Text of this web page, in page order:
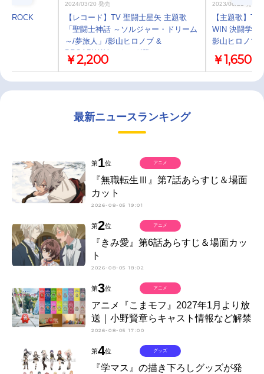
/ROCK
2024/03/20 発売
【レコード】TV 聖闘士星矢 主題歌
「聖闘士神話 ～ソルジャー・ドリーム
～/夢旅人」/影山ヒロノブ &
BROADWAY アナログ盤
￥2,200
2023/06/21 発売
【主題歌】
WIN 決闘学園
影山ヒロノブ
￥1,650
最新ニュースランキング
第1位
『無職転生Ⅲ』第7話あらすじ＆場面
カット
2026-08-05 19:01
アニメ
第2位
『きみ愛』第6話あらすじ＆場面カッ
ト
2026-08-05 18:02
アニメ
第3位
アニメ『こまモフ』2027年1月より放
送｜小野賢章らキャスト情報など解禁
2026-08-05 17:00
アニメ
第4位
『学マス』の描き下ろしグッズが発
グッズ